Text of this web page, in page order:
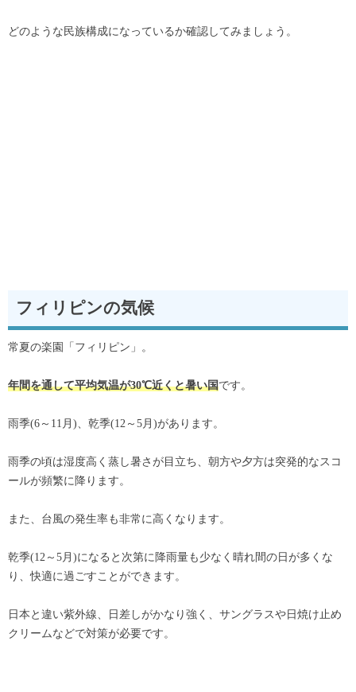
どのような民族構成になっているか確認してみましょう。
フィリピンの気候
常夏の楽園「フィリピン」。
年間を通して平均気温が30℃近くと暑い国です。
雨季(6～11月)、乾季(12～5月)があります。
雨季の頃は湿度高く蒸し暑さが目立ち、朝方や夕方は突発的なスコ
ールが頻繁に降ります。
また、台風の発生率も非常に高くなります。
乾季(12～5月)になると次第に降雨量も少なく晴れ間の日が多くな
り、快適に過ごすことができます。
日本と違い紫外線、日差しがかなり強く、サングラスや日焼け止め
クリームなどで対策が必要です。